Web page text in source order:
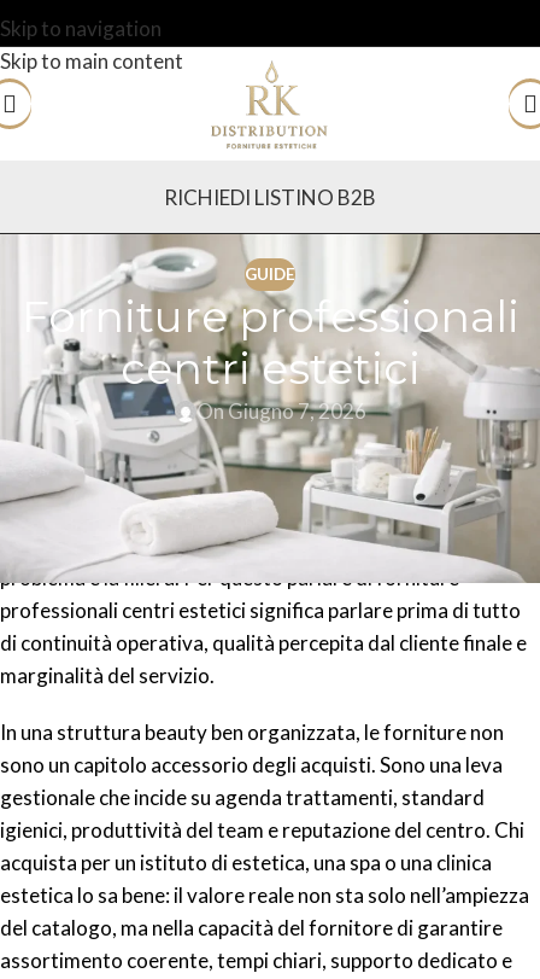
Skip to navigation
Skip to main content
RICHIEDI LISTINO B2B
GUIDE
Forniture professionali
centri estetici
On Giugno 7, 2026
Quando una cabina resta ferma per un manipolo non
disponibile, un monouso sostituito all’ultimo minuto o una
consegna che slitta, il problema non è il singolo prodotto. Il
problema è la filiera. Per questo parlare di forniture
professionali centri estetici significa parlare prima di tutto
di continuità operativa, qualità percepita dal cliente finale e
marginalità del servizio.
In una struttura beauty ben organizzata, le forniture non
sono un capitolo accessorio degli acquisti. Sono una leva
gestionale che incide su agenda trattamenti, standard
igienici, produttività del team e reputazione del centro. Chi
acquista per un istituto di estetica, una spa o una clinica
estetica lo sa bene: il valore reale non sta solo nell’ampiezza
del catalogo, ma nella capacità del fornitore di garantire
assortimento coerente, tempi chiari, supporto dedicato e